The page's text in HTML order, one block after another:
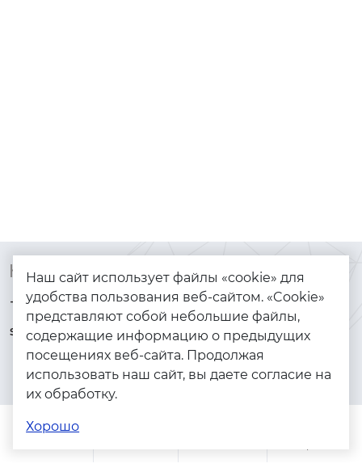
Контакты
+7 (925) 144-64-73
serebryanyye.grani@mail.ru
Каталог
Браслеты
Золото
Серебро
Помощь
Наш сайт использует файлы «cookie» для
удобства пользования веб-сайтом. «Cookie»
представляют собой небольшие файлы,
содержащие информацию о предыдущих
посещениях веб-сайта. Продолжая
использовать наш сайт, вы даете согласие на
их обработку.
Хорошо